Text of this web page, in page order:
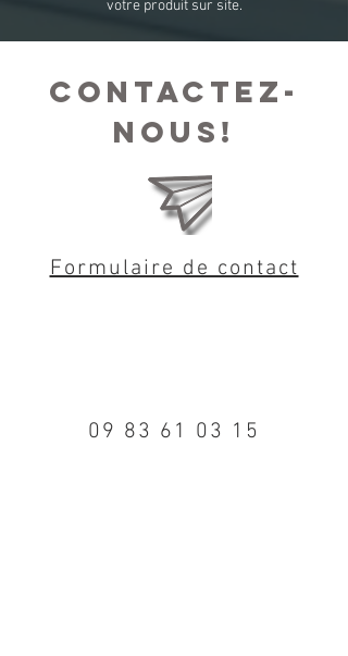
votre produit sur site.
Contactez-
nous!
Formulaire de contact
09 83 61 03 15